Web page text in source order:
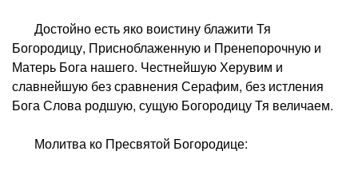
Достойно есть яко воистину блажити Тя
Богородицу, Присноблаженную и Пренепорочную и
Матерь Бога нашего. Честнейшую Херувим и
славнейшую без сравнения Серафим, без истления
Бога Слова родшую, сущую Богородицу Тя величаем.
Молитва ко Пресвятой Богородице: